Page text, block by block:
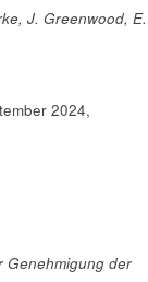
J. Greenwood, E.
2024,
Genehmigung der